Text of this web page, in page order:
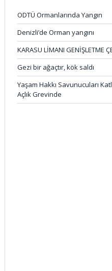
ODTÜ Ormanlarında Yangın
Denizli’de Orman yangını
KARASU LİMANI GENİŞLETME
Gezi bir ağaçtır, kök saldı
Yaşam Hakkı Savunucuları
Açlık Grevinde